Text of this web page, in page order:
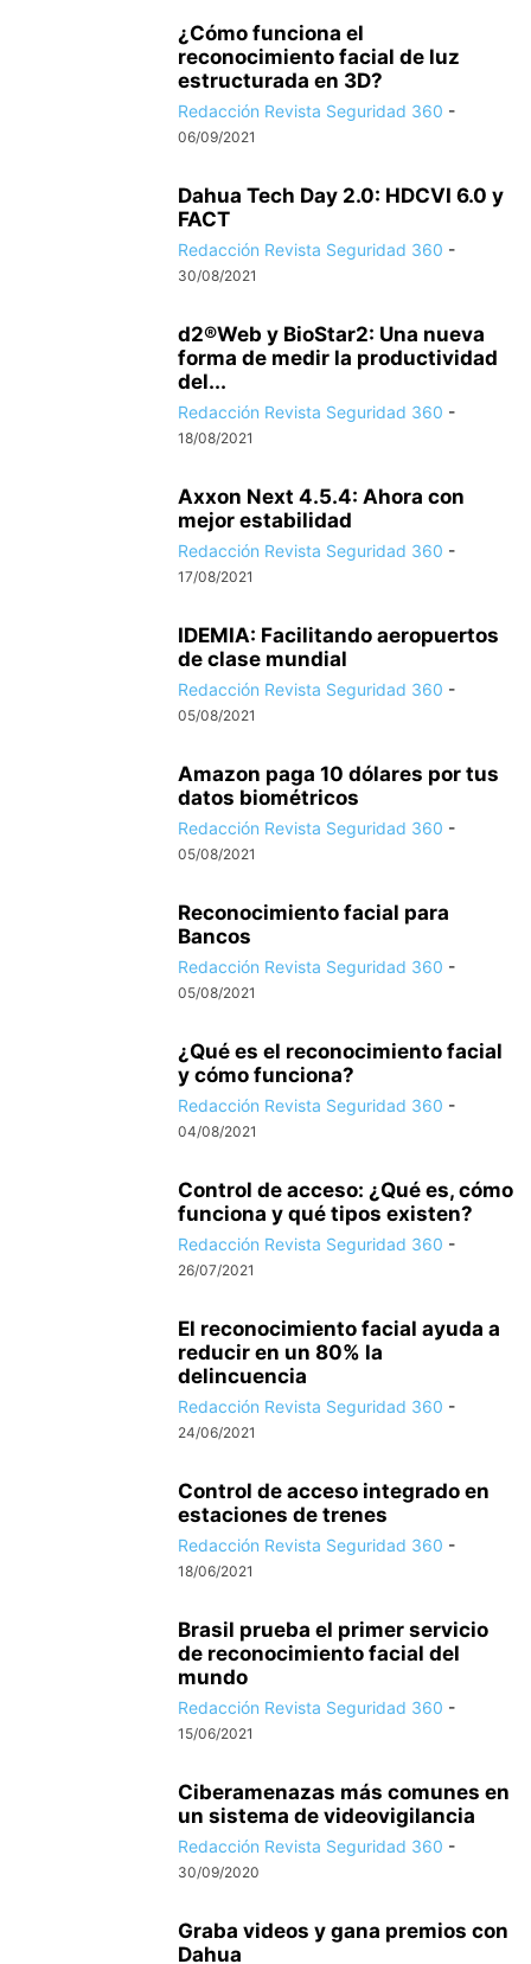
¿Cómo funciona el
reconocimiento facial de luz
estructurada en 3D?
Redacción Revista Seguridad 360 -
06/09/2021
Dahua Tech Day 2.0: HDCVI 6.0 y
FACT
Redacción Revista Seguridad 360 -
30/08/2021
d2®Web y BioStar2: Una nueva
forma de medir la productividad
del...
Redacción Revista Seguridad 360 -
18/08/2021
Axxon Next 4.5.4: Ahora con
mejor estabilidad
Redacción Revista Seguridad 360 -
17/08/2021
IDEMIA: Facilitando aeropuertos
de clase mundial
Redacción Revista Seguridad 360 -
05/08/2021
Amazon paga 10 dólares por tus
datos biométricos
Redacción Revista Seguridad 360 -
05/08/2021
Reconocimiento facial para
Bancos
Redacción Revista Seguridad 360 -
05/08/2021
¿Qué es el reconocimiento facial
y cómo funciona?
Redacción Revista Seguridad 360 -
04/08/2021
Control de acceso: ¿Qué es, cómo
funciona y qué tipos existen?
Redacción Revista Seguridad 360 -
26/07/2021
El reconocimiento facial ayuda a
reducir en un 80% la
delincuencia
Redacción Revista Seguridad 360 -
24/06/2021
Control de acceso integrado en
estaciones de trenes
Redacción Revista Seguridad 360 -
18/06/2021
Brasil prueba el primer servicio
de reconocimiento facial del
mundo
Redacción Revista Seguridad 360 -
15/06/2021
Ciberamenazas más comunes en
un sistema de videovigilancia
Redacción Revista Seguridad 360 -
30/09/2020
Graba videos y gana premios con
Dahua